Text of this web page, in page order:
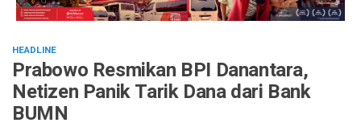
HEADLINE
Prabowo Resmikan BPI Danantara,
Netizen Panik Tarik Dana dari Bank
BUMN